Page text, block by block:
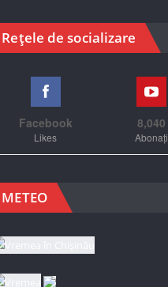
Rețele de socializare
Facebook
Likes
8,040
Abonați
METEO